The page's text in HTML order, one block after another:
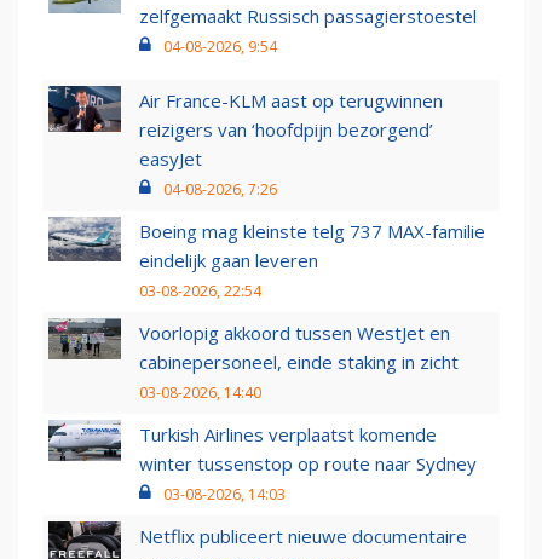
zelfgemaakt Russisch passagierstoestel
04-08-2026, 9:54
Air France-KLM aast op terugwinnen
reizigers van ‘hoofdpijn bezorgend’
easyJet
04-08-2026, 7:26
Boeing mag kleinste telg 737 MAX-familie
eindelijk gaan leveren
03-08-2026, 22:54
Voorlopig akkoord tussen WestJet en
cabinepersoneel, einde staking in zicht
03-08-2026, 14:40
Turkish Airlines verplaatst komende
winter tussenstop op route naar Sydney
03-08-2026, 14:03
Netflix publiceert nieuwe documentaire